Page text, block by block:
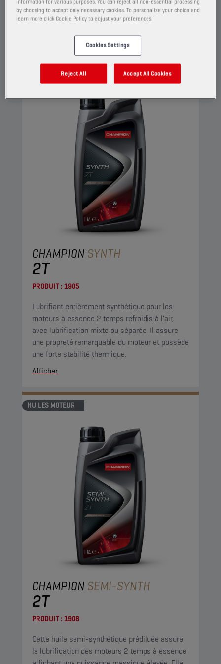
assure une excellente protection contre les
saletés et les dépôts.
HUILES MOTEUR
CHAMPION SYNTH
2T
PRODUIT : 1905
Lubrifiant entièrement synthétique pour les
moteurs à essence 2 temps refroidis à l'air,
avec lubrification mixte ou séparée. Il assure
une propreté remarquable du moteur et possède
une forte stabilité thermique.
Afficher
HUILES MOTEUR
CHAMPION SEMI-SYNTH
2T
PRODUIT : 1908
Cette huile semi-synthétique prédiluée assure
la lubrification des moteurs 2 temps à essence
information for various purposes. You can reject all non-essential processing
by choosing to accept only necessary cookies. To personalize your choice and
learn more click Cookie Policy to adjust your preferences.
Cookies Settings
Reject All Accept All Cookies